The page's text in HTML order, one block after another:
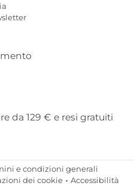
da 129 € e resi gratuiti
e condizioni generali
dei cookie Accessibilità